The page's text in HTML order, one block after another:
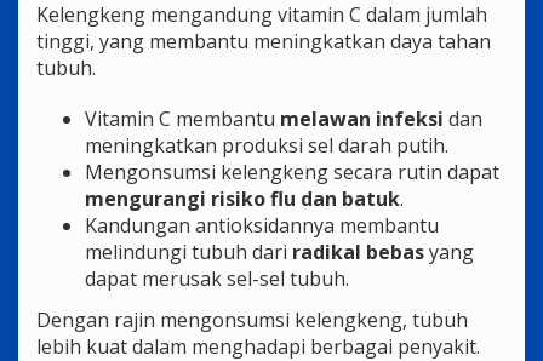
Kelengkeng mengandung vitamin C dalam jumlah
tinggi, yang membantu meningkatkan daya tahan
tubuh.
Vitamin C membantu melawan infeksi dan
meningkatkan produksi sel darah putih.
Mengonsumsi kelengkeng secara rutin dapat
mengurangi risiko flu dan batuk.
Kandungan antioksidannya membantu
melindungi tubuh dari radikal bebasyang
dapat merusak sel-sel tubuh.
Dengan rajin mengonsumsi kelengkeng, tubuh
lebih kuat dalam menghadapi berbagai penyakit.